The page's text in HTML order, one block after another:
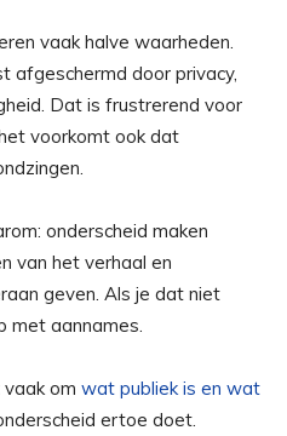
vaak halve waarheden.
afgeschermd door privacy,
Dat is frustrerend voor
voorkomt ook dat
onderscheid maken
van het verhaal en
geven. Als je dat niet
met aannames.
om wat publiek is en wat
ertoe doet.